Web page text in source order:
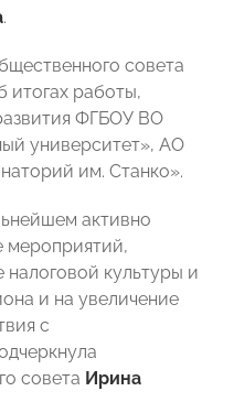
.
совета
итогах работы,
ФГБОУ ВО
университет», АО
им. Станко».
активно
мероприятий,
культуры и
и на увеличение
с
совета Ирина